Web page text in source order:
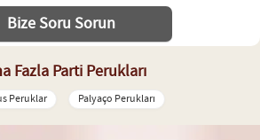
Bize Soru Sorun
Fazla Parti Perukları
Peruklar Palyaço Perukları